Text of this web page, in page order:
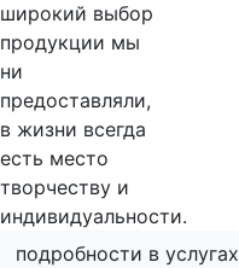
широкий выбор
продукции мы
ни
предоставляли,
в жизни всегда
есть место
творчеству и
индивидуальности.
подробности в услугах